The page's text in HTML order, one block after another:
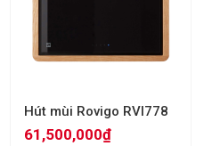
Hút mùi Rovigo RVI778
61,500,000₫